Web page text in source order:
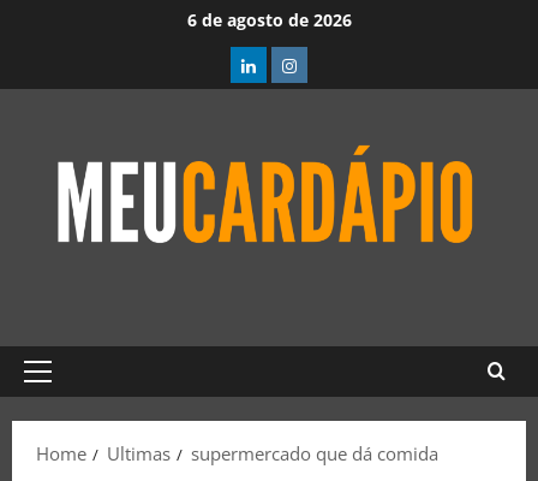
6 de agosto de 2026
Home Ultimas supermercado que dá comida